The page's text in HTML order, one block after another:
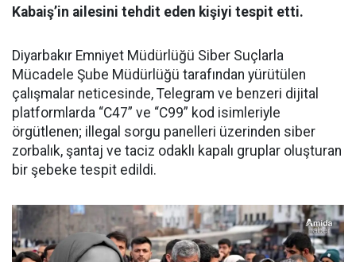
Kabaiş’in ailesini tehdit eden kişiyi tespit etti.
Diyarbakır Emniyet Müdürlüğü Siber Suçlarla
Mücadele Şube Müdürlüğü tarafından yürütülen
çalışmalar neticesinde, Telegram ve benzeri dijital
platformlarda “C47” ve “C99” kod isimleriyle
örgütlenen; illegal sorgu panelleri üzerinden siber
zorbalık, şantaj ve taciz odaklı kapalı gruplar oluşturan
bir şebeke tespit edildi.